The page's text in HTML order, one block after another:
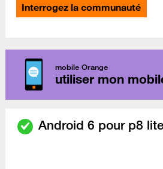
Interrogez la communauté
mobile Orange
utiliser mon
Android 6 pour p8